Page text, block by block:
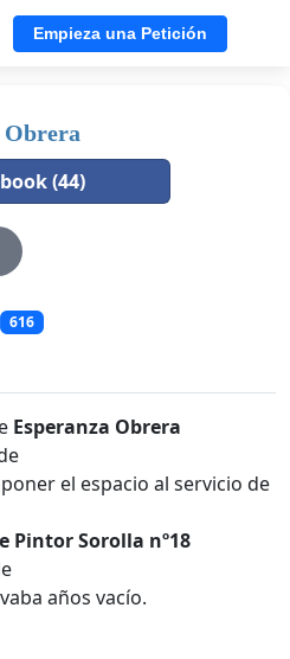
Empieza una Petición
Obrera
(44)
616
Esperanza Obrera
el espacio al servicio de
Pintor Sorolla nº18
años vacío.